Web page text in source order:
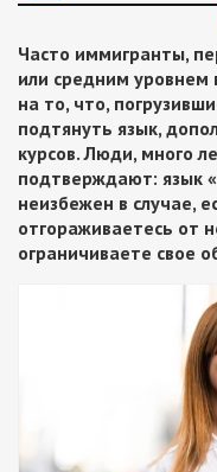
Часто иммигранты,
или средним уровнем
на то, что,
подтянуть язык,
курсов. Люди, много
подтверждают: язык
неизбежен в случае,
отгораживаетесь от
ограничиваете свое